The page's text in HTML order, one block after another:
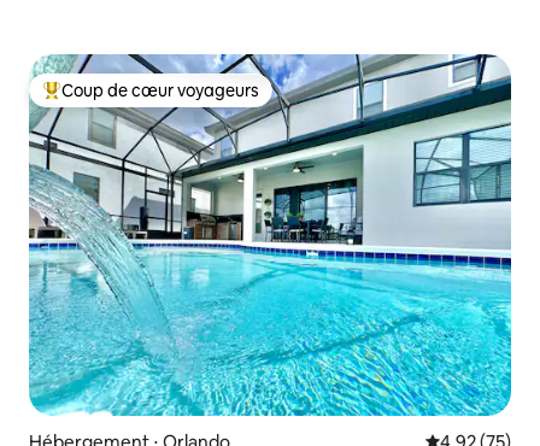
Coups de cœur voyageurs les plus appréciés
Coup de cœur voyageurs